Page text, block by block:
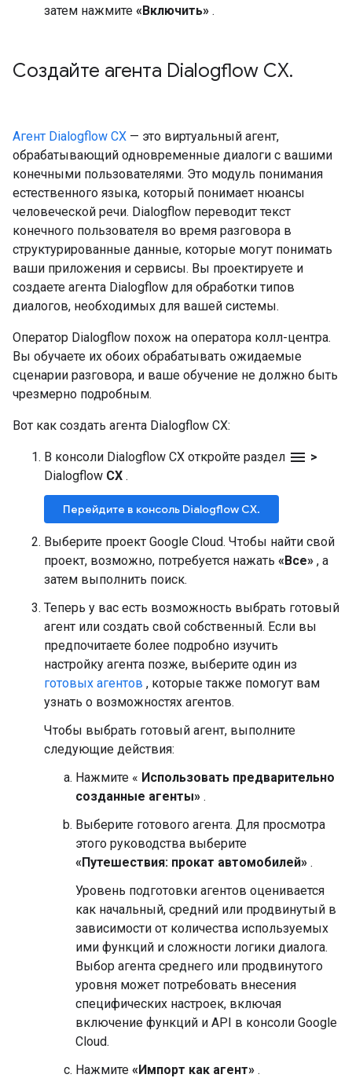
затем нажмите «Включить» .
Создайте агента Dialogflow CX.
Агент Dialogflow CX — это виртуальный агент,
обрабатывающий одновременные диалоги с вашими
конечными пользователями. Это модуль понимания
естественного языка, который понимает нюансы
человеческой речи. Dialogflow переводит текст
конечного пользователя во время разговора в
структурированные данные, которые могут понимать
ваши приложения и сервисы. Вы проектируете и
создаете агента Dialogflow для обработки типов
диалогов, необходимых для вашей системы.
Оператор Dialogflow похож на оператора колл-центра.
Вы обучаете их обоих обрабатывать ожидаемые
сценарии разговора, и ваше обучение не должно быть
чрезмерно подробным.
Вот как создать агента Dialogflow CX:
В консоли Dialogflow CX откройте раздел menu >
Dialogflow CX .
Перейдите в консоль Dialogflow CX.
Выберите проект Google Cloud. Чтобы найти свой
проект, возможно, потребуется нажать «Все» , а
затем выполнить поиск.
Теперь у вас есть возможность выбрать готовый
агент или создать свой собственный. Если вы
предпочитаете более подробно изучить
настройку агента позже, выберите один из
готовых агентов , которые также помогут вам
узнать о возможностях агентов.
Чтобы выбрать готовый агент, выполните
следующие действия:
Нажмите « Использовать предварительно
созданные агенты» .
Выберите готового агента. Для просмотра
этого руководства выберите
«Путешествия: прокат автомобилей» .
Уровень подготовки агентов оценивается
как начальный, средний или продвинутый в
зависимости от количества используемых
ими функций и сложности логики диалога.
Выбор агента среднего или продвинутого
уровня может потребовать внесения
специфических настроек, включая
включение функций и API в консоли Google
Cloud.
Нажмите «Импорт как агент» .